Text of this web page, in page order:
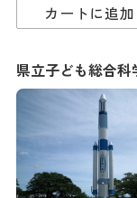
カートに追加
県立子ども総合科